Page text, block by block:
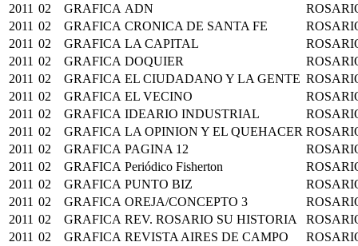
2011 02 GRAFICA ADN
2011 02 GRAFICA CRONICA DE SANTA FE
2011 02 GRAFICA LA CAPITAL
2011 02 GRAFICA DOQUIER
2011 02 GRAFICA EL CIUDADANO Y LA GENTE
2011 02 GRAFICA EL VECINO
2011 02 GRAFICA IDEARIO INDUSTRIAL
2011 02 GRAFICA LA OPINION Y EL QUEHACER
2011 02 GRAFICA PAGINA 12
2011 02 GRAFICA Periódico Fisherton
2011 02 GRAFICA PUNTO BIZ
2011 02 GRAFICA OREJA/CONCEPTO 3
2011 02 GRAFICA REV. ROSARIO SU HISTORIA
2011 02 GRAFICA REVISTA AIRES DE CAMPO